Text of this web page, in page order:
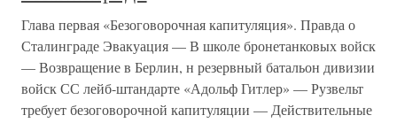
Глава первая «Безоговорочная капитуляция». Правда о
Сталинграде Эвакуация — В школе бронетанковых войск
— Возвращение в Берлин, н резервный батальон дивизии
войск СС лейб-штандарте «Адольф Гитлер» — Рузвельт
требует безоговорочной капитуляции — Действительные